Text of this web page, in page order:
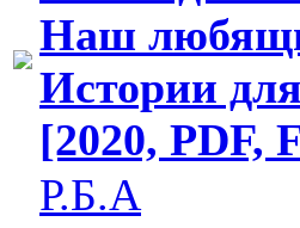
Наш
Истории
[2020, PDF,
Р.Б.А